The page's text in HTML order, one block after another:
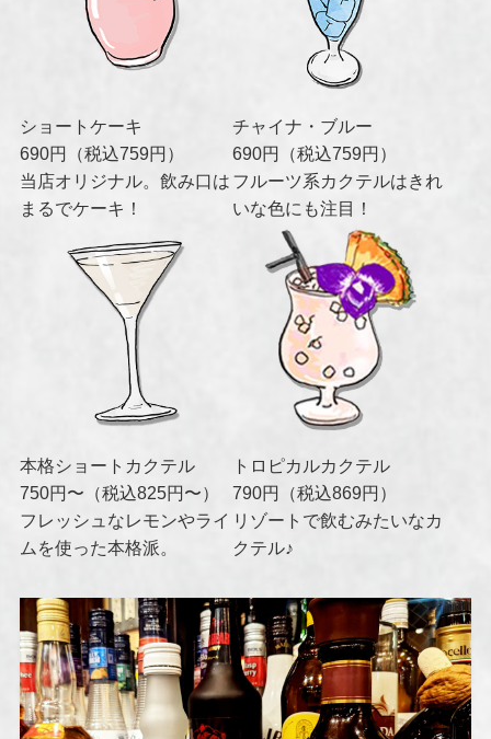
ショートケーキ
690円（税込759円）
当店オリジナル。飲み口は
まるでケーキ！
チャイナ・ブルー
690円（税込759円）
フルーツ系カクテルはきれ
いな色にも注目！
本格ショートカクテル
750円〜（税込825円〜）
フレッシュなレモンやライ
ムを使った本格派。
トロピカルカクテル
790円（税込869円）
リゾートで飲むみたいなカ
クテル♪